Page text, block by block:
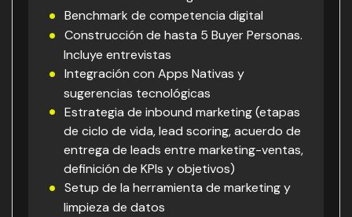
Benchmark de competencia digital
Construcción de hasta 5 Buyer Personas.
Incluye entrevistas
Integración con Apps Nativas y
sugerencias tecnológicas
Estrategia de inbound marketing (etapas
de ciclo de vida, lead scoring, acuerdo de
entrega de leads entre marketing-ventas,
definición de KPIs y objetivos)
Setup de la herramienta de marketing y
limpieza de datos